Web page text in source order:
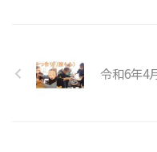
令和6年4